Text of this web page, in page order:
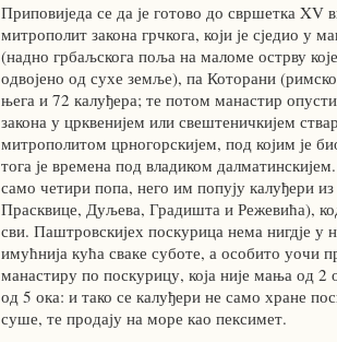
Приповиједа се да је готово до свршетка XV
митрополит закона грчкога, који је сједио у
(надно грбаљскога поља на маломе острву
одвојено од сухе земље), па Которани
њега и 72 калуђера; те потом манастир
закона у црквенијем или свештеничкијем
митрополитом црногорскијем, под којим је
тога је времена под владиком
само четири попа, него им попују калуђери
Прасквице, Дуљева, Градишта и Режевића), код
сви. Паштровскијех поскурица нема нигдје у
имућнија кућа сваке суботе, а особито уочи
манастиру по поскурицу, која није мања од 2
од 5 ока: и тако се калуђери не само хране
суше, те продају на море као пексимет.